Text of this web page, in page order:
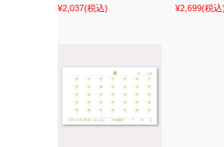
¥2,037(税込)
¥2,699(税込